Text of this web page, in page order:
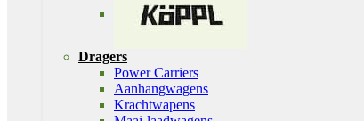
Dragers
Power Carriers
Aanhangwagens
Krachtwapens